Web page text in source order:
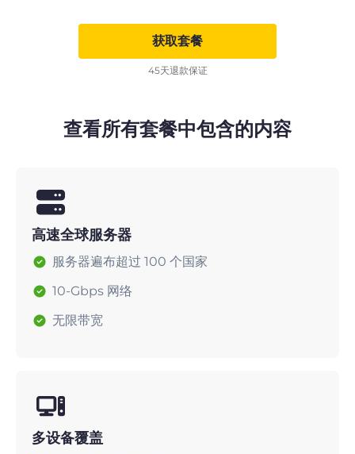
获取套餐
45天退款保证
查看所有套餐中包含的内容
高速全球服务器
服务器遍布超过 100 个国家
10-Gbps 网络
无限带宽
多设备覆盖